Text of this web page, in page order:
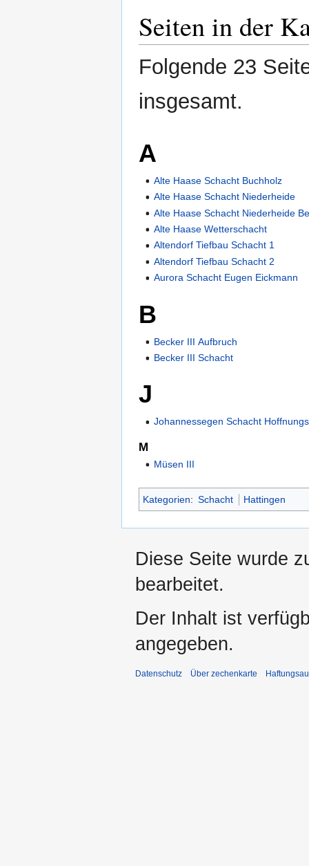
Seiten in der
Folgende 23
insgesamt.
A
Alte Haase Schacht Buchholz
Alte Haase Schacht Niederheide
Alte Haase Schacht Niederheide
Alte Haase Wetterschacht
Altendorf Tiefbau Schacht 1
Altendorf Tiefbau Schacht 2
Aurora Schacht Eugen Eickmann
B
Becker III Aufbruch
Becker III Schacht
J
Johannessegen Schacht
M
Müsen III
Kategorien: Schacht Hattingen
Diese Seite wurde
bearbeitet.
Der Inhalt ist
angegeben.
Datenschutz Über zechenkarte